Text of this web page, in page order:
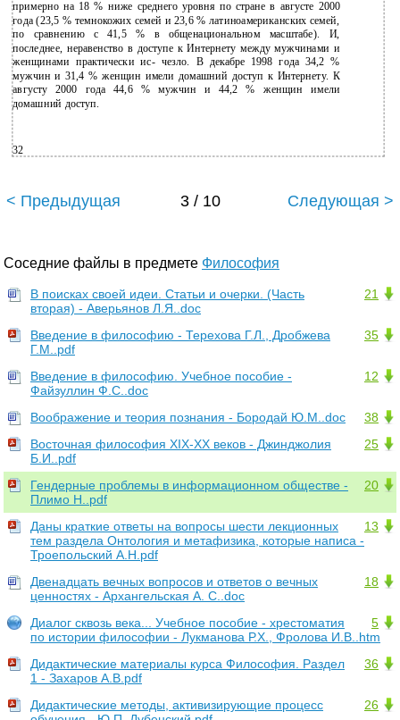
примерно на 18 % ниже среднего уровня по стране в августе 2000
года (23,5 % темнокожих семей и 23,6 % латиноамериканских семей,
по сравнению с 41,5 % в общенациональном масштабе). И,
последнее, неравенство в доступе к Интернету между мужчинами и
женщинами практически ис- чезло. В декабре 1998 года 34,2 %
мужчин и 31,4 % женщин имели домашний доступ к Интернету. К
августу 2000 года 44,6 % мужчин и 44,2 % женщин имели
домашний доступ.
32
< Предыдущая 3 / 10 Следующая >
Соседние файлы в предмете Философия
21
В поисках своей идеи. Статьи и очерки. (Часть
вторая) - Аверьянов Л.Я..doc
35
Введение в философию - Терехова Г.Л., Дробжева
Г.М..pdf
12
Введение в философию. Учебное пособие -
Файзуллин Ф.C..doc
38
Воображение и теория познания - Бородай Ю.М..doc
25
Восточная философия XIX-XX веков - Джинджолия
Б.И..pdf
20
Гендерные проблемы в информационном обществе -
Плимо Н..pdf
13
Даны краткие ответы на вопросы шести лекционных
тем раздела Онтология и метафизика, которые написа -
Троепольский А.Н.pdf
18
Двенадцать вечных вопросов и ответов о вечных
ценностях - Архангельская А. С..doc
5
Диалог сквозь века... Учебное пособие - хрестоматия
по истории философии - Лукманова Р.Х., Фролова И.В..htm
36
Дидактические материалы курса Философия. Раздел
1 - Захаров А.В.pdf
26
Дидактические методы, активизирующие процесс